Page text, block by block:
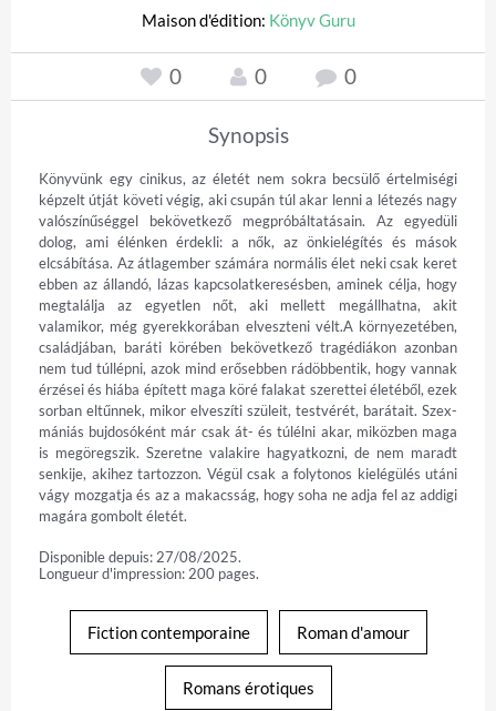
Maison d'édition: Könyv Guru
0 0 0
Synopsis
Könyvünk egy cinikus, az életét nem sokra becsülő ér­telmiségi
képzelt útját követi végig, aki csupán túl akar lenni a létezés nagy
valószínűséggel bekövetkező meg­próbáltatásain. Az egyedüli
dolog, ami élénken érdekli: a nők, az önkielégítés és mások
elcsábítása. Az átlagember számára normális élet neki csak keret
ebben az állandó, lázas kapcsolatkeresésben, aminek célja, hogy
megtalálja az egyetlen nőt, aki mellett megállhatna, akit
valamikor, még gyerekkorában elveszteni vélt.A környezetében,
családjában, baráti körében bekövet­kező tragédiákon azonban
nem tud túllépni, azok mind erősebben rádöbbentik, hogy vannak
érzései és hiába épített maga köré falakat szerettei életéből, ezek
sorban eltűnnek, mikor elveszíti szüleit, testvérét, barátait. Szex­
mániás bujdosóként már csak át- és túlélni akar, miközben maga
is megöregszik. Szeretne valakire hagyatkozni, de nem maradt
senkije, akihez tartozzon. Végül csak a foly­tonos kielégülés utáni
vágy mozgatja és az a makacsság, hogy soha ne adja fel az addigi
magára gombolt életét.
Disponible depuis: 27/08/2025.
Longueur d'impression: 200 pages.
Fiction contemporaine Roman d'amour
Romans érotiques